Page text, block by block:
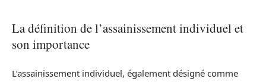
La définition de l’assainissement individuel et
son importance
L’assainissement individuel, également désigné comme